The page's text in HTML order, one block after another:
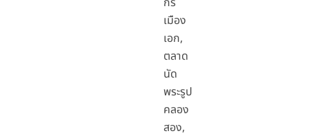
เมือง
เอก,
ตลาด
นัด
พระรูป
คลอง
สอง,